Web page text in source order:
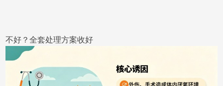
不好？全套处理方案收好